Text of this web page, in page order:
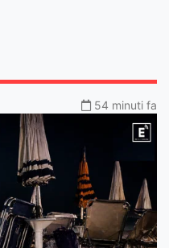
54 minuti fa